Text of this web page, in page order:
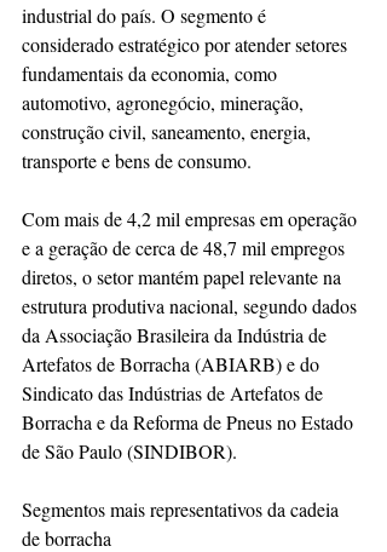
industrial do país. O segmento é
considerado estratégico por atender setores
fundamentais da economia, como
automotivo, agronegócio, mineração,
construção civil, saneamento, energia,
transporte e bens de consumo.
Com mais de 4,2 mil empresas em operação
e a geração de cerca de 48,7 mil empregos
diretos, o setor mantém papel relevante na
estrutura produtiva nacional, segundo dados
da Associação Brasileira da Indústria de
Artefatos de Borracha (ABIARB) e do
Sindicato das Indústrias de Artefatos de
Borracha e da Reforma de Pneus no Estado
de São Paulo (SINDIBOR).
Segmentos mais representativos da cadeia
de borracha